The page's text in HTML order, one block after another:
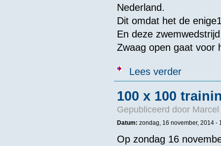
Nederland.
Dit omdat het de
En deze
Zwaag open gaat voor
Lees verderover 15#
100 x 100
Gepubliceerd door
Datum: zondag, 16 november, 2014 -
Op zondag 16